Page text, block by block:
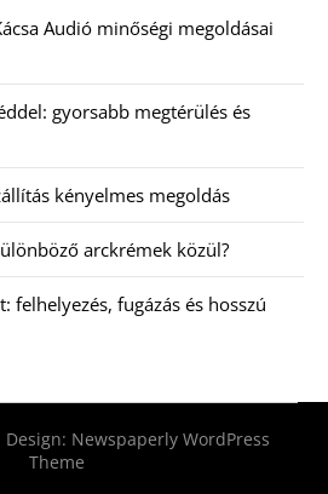
Audió minőségi megoldásai
gyorsabb megtérülés és
kényelmes megoldás
arckrémek közül?
felhelyezés, fugázás és hosszú
Design: Newspaperly WordPress
Theme